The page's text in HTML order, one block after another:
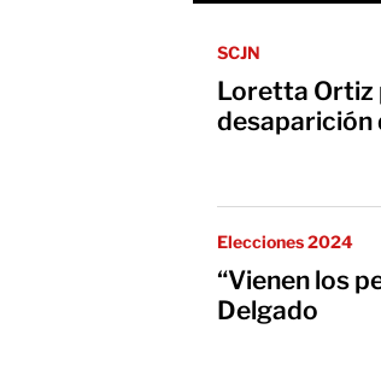
SCJN
Loretta Ortiz
desaparición
Elecciones 2024
“Vienen los
Delgado